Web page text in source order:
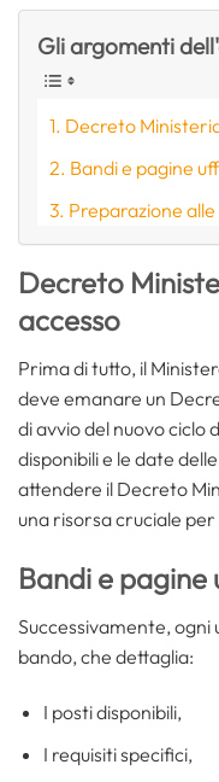
Gli argomenti
Decreto
Bandi e pagine
Preparazione
Decreto
accesso
Prima di tutto, il
deve emanare un
di avvio del nuovo ciclo
disponibili e le date
attendere il Decreto
una risorsa cruciale
Bandi e
Successivamente,
bando, che dettaglia:
I posti disponibili,
I requisiti specifici,